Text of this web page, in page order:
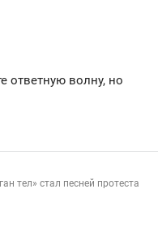
ответную волну, но
тел» стал песней протеста